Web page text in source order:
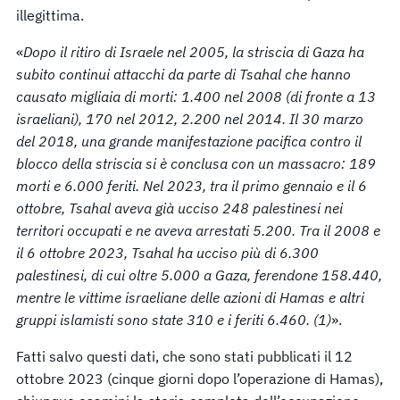
illegittima.
«Dopo il ritiro di Israele nel 2005, la striscia di Gaza ha
subito continui attacchi da parte di Tsahal che hanno
causato migliaia di morti: 1.400 nel 2008 (di fronte a 13
israeliani), 170 nel 2012, 2.200 nel 2014. Il 30 marzo
del 2018, una grande manifestazione pacifica contro il
blocco della striscia si è conclusa con un massacro: 189
morti e 6.000 feriti. Nel 2023, tra il primo gennaio e il 6
ottobre, Tsahal aveva già ucciso 248 palestinesi nei
territori occupati e ne aveva arrestati 5.200. Tra il 2008 e
il 6 ottobre 2023, Tsahal ha ucciso più di 6.300
palestinesi, di cui oltre 5.000 a Gaza, ferendone 158.440,
mentre le vittime israeliane delle azioni di Hamas e altri
gruppi islamisti sono state 310 e i feriti 6.460. (1)».
Fatti salvo questi dati, che sono stati pubblicati il 12
ottobre 2023 (cinque giorni dopo l’operazione di Hamas),